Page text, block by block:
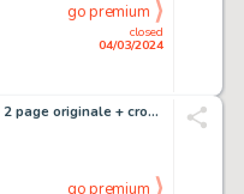
closed
04/03/2024
go premium
Michelazzo, Ernesto - 2 page originale + croquis - Julia - n. 127 - L'assurda storia di Stanley Bubbles - 2009